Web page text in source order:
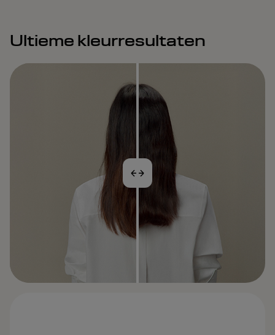
Ultieme kleurresultaten